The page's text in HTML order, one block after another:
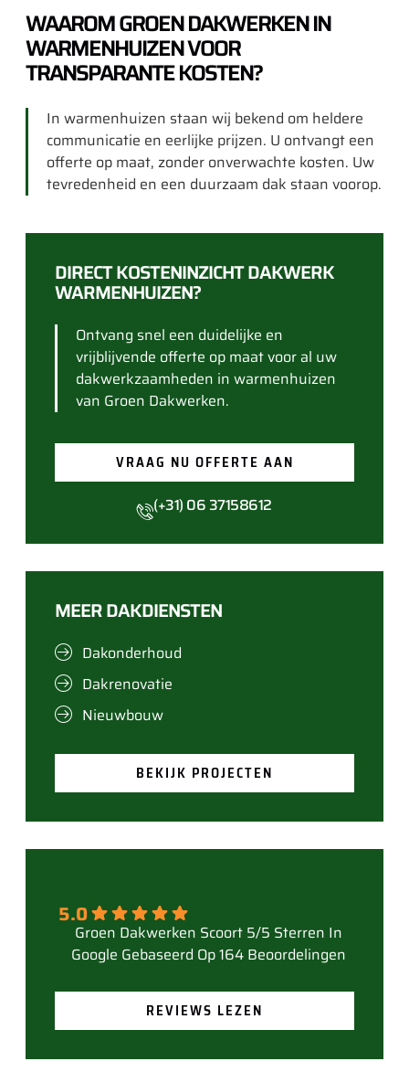
WAAROM GROEN DAKWERKEN IN
WARMENHUIZEN VOOR
TRANSPARANTE KOSTEN?
In warmenhuizen staan wij bekend om heldere
communicatie en eerlijke prijzen. U ontvangt een
offerte op maat, zonder onverwachte kosten. Uw
tevredenheid en een duurzaam dak staan voorop.
DIRECT KOSTENINZICHT DAKWERK
WARMENHUIZEN?
Ontvang snel een duidelijke en
vrijblijvende offerte op maat voor al uw
dakwerkzaamheden in warmenhuizen
van Groen Dakwerken.
VRAAG NU OFFERTE AAN
(+31) 06 37158612
MEER DAKDIENSTEN
Dakonderhoud
Dakrenovatie
Nieuwbouw
BEKIJK PROJECTEN
5.0
Gebaseerd Op 164 Beoordelingen
REVIEWS LEZEN